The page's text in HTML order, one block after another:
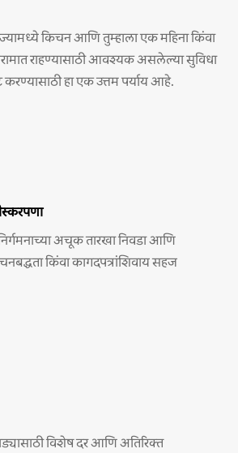
किचन आणि तुम्हाला एक महिना किंवा
राहण्यासाठी आवश्यक असलेल्या सुविधा
हा एक उत्तम पर्याय आहे.
अचूक तारखा निवडा आणि
किंवा कागदपत्रांशिवाय सहज
विशेष दर आणि अतिरिक्त